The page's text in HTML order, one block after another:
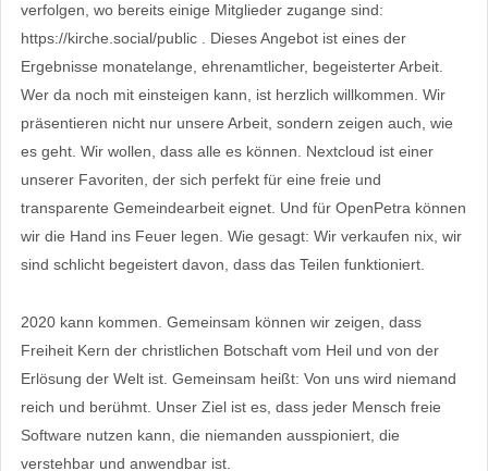
verfolgen, wo bereits einige Mitglieder zugange sind:
https://kirche.social/public . Dieses Angebot ist eines der
Ergebnisse monatelange, ehrenamtlicher, begeisterter Arbeit.
Wer da noch mit einsteigen kann, ist herzlich willkommen. Wir
präsentieren nicht nur unsere Arbeit, sondern zeigen auch, wie
es geht. Wir wollen, dass alle es können. Nextcloud ist einer
unserer Favoriten, der sich perfekt für eine freie und
transparente Gemeindearbeit eignet. Und für OpenPetra können
wir die Hand ins Feuer legen. Wie gesagt: Wir verkaufen nix, wir
sind schlicht begeistert davon, dass das Teilen funktioniert.
2020 kann kommen. Gemeinsam können wir zeigen, dass
Freiheit Kern der christlichen Botschaft vom Heil und von der
Erlösung der Welt ist. Gemeinsam heißt: Von uns wird niemand
reich und berühmt. Unser Ziel ist es, dass jeder Mensch freie
Software nutzen kann, die niemanden ausspioniert, die
verstehbar und anwendbar ist.